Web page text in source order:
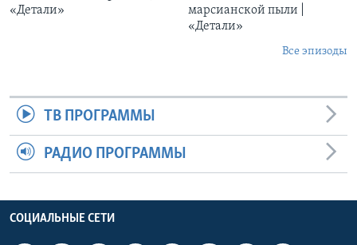
«Детали»
марсианской пыли |
«Детали»
Все эпизоды
ТВ ПРОГРАММЫ
РАДИО ПРОГРАММЫ
СОЦИАЛЬНЫЕ СЕТИ